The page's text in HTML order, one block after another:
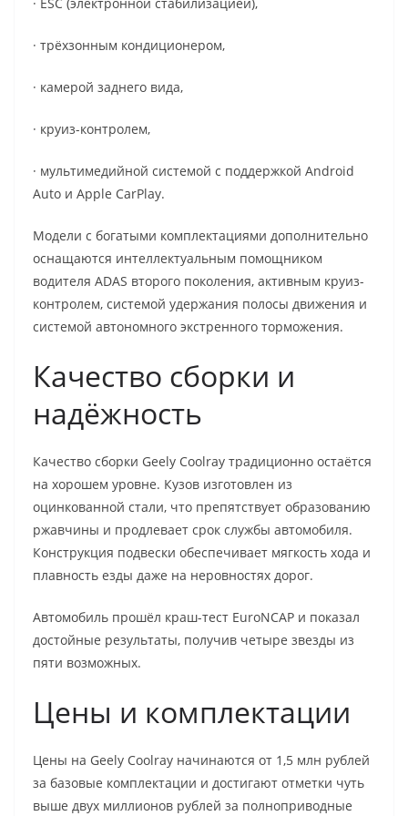
· ESC (электронной стабилизацией),
· трёхзонным кондиционером,
· камерой заднего вида,
· круиз-контролем,
· мультимедийной системой с поддержкой Android
Auto и Apple CarPlay.
Модели с богатыми комплектациями дополнительно
оснащаются интеллектуальным помощником
водителя ADAS второго поколения, активным круиз-
контролем, системой удержания полосы движения и
системой автономного экстренного торможения.
Качество сборки и
надёжность
Качество сборки Geely Coolray традиционно остаётся
на хорошем уровне. Кузов изготовлен из
оцинкованной стали, что препятствует образованию
ржавчины и продлевает срок службы автомобиля.
Конструкция подвески обеспечивает мягкость хода и
плавность езды даже на неровностях дорог.
Автомобиль прошёл краш-тест EuroNCAP и показал
достойные результаты, получив четыре звезды из
пяти возможных.
Цены и комплектации
Цены на Geely Coolray начинаются от 1,5 млн рублей
за базовые комплектации и достигают отметки чуть
выше двух миллионов рублей за полноприводные